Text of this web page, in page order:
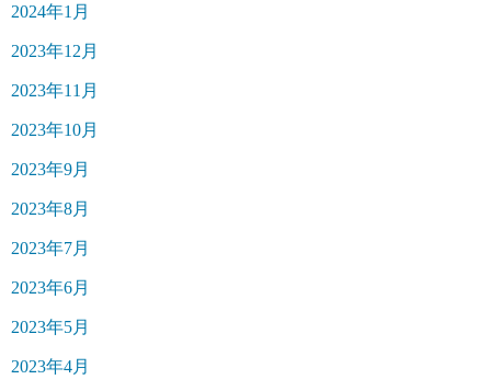
2024年1月
2023年12月
2023年11月
2023年10月
2023年9月
2023年8月
2023年7月
2023年6月
2023年5月
2023年4月